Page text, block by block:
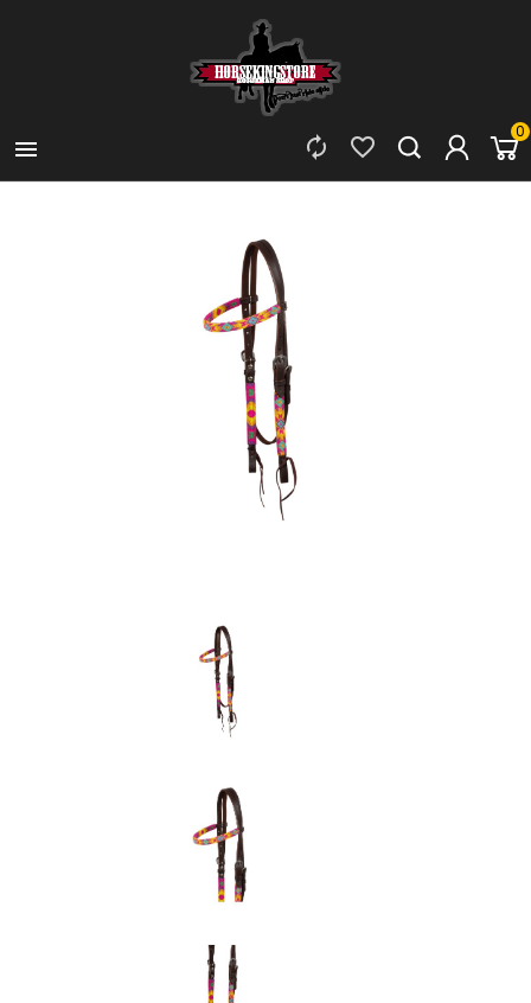

0

